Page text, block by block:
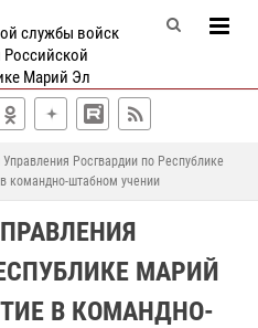
службы войск
Марий Эл
Управления Росгвардии по Республике
командно-штабном учении
МАРИЙ
В КОМАНДНО-